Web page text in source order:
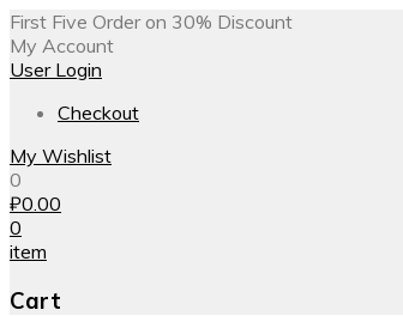
First Five Order on 30% Discount
My Account
User Login
Checkout
My Wishlist
0
₽0.00
0
item
Cart